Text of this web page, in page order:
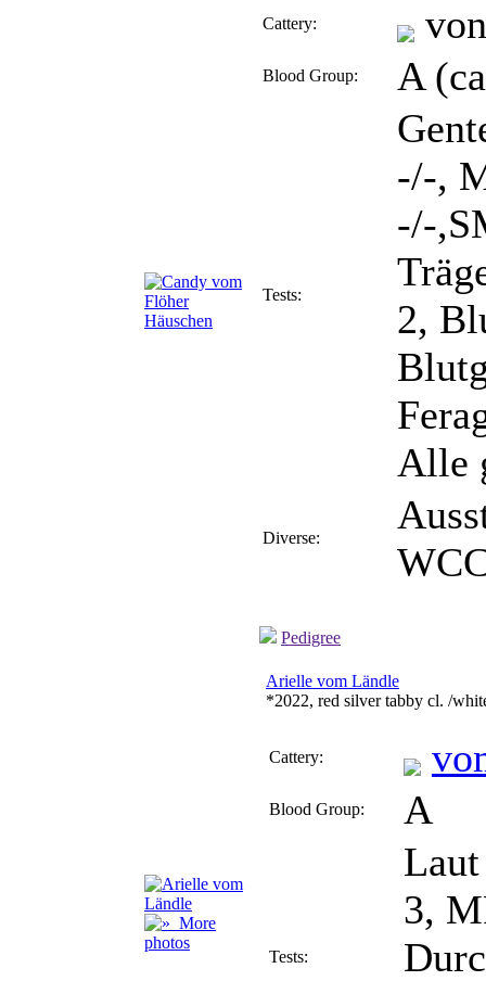
Cattery:
Blood Group: A
Tests:
-/-,
-/-
2,
Alle
Diverse:
Pedigree
More
photos
Arielle vom Ländle
*2022, red silver tabby cl. /
Cattery:
Blood Group: A
Tests:
3,